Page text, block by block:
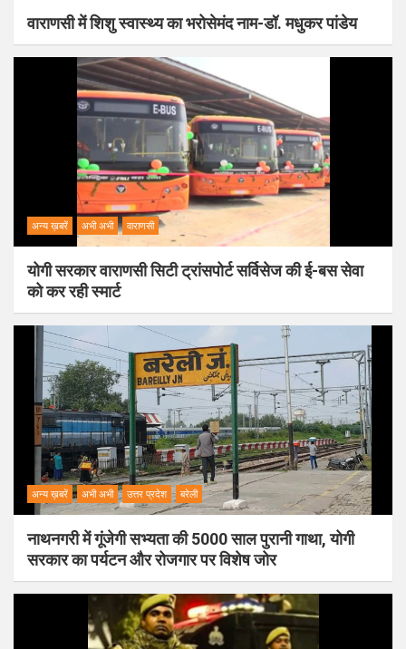
वाराणसी में शिशु स्वास्थ्य का भरोसेमंद नाम-डॉ. मधुकर पांडेय
अन्य ख़बरें अभी अभी वाराणसी
योगी सरकार वाराणसी सिटी ट्रांसपोर्ट सर्विसेज की ई-बस सेवा
को कर रही स्मार्ट
अन्य ख़बरें अभी अभी उत्तर प्रदेश बरेली
नाथनगरी में गूंजेगी सभ्यता की 5000 साल पुरानी गाथा, योगी
सरकार का पर्यटन और रोजगार पर विशेष जोर